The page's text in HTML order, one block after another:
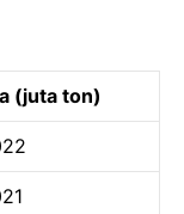
(juta ton)